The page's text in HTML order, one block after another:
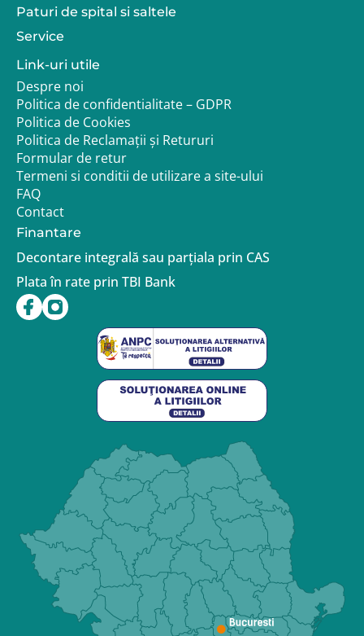
Paturi de spital si saltele
Service
Link-uri utile
Despre noi
Politica de confidentialitate – GDPR
Politica de Cookies
Politica de Reclamații și Retururi
Formular de retur
Termeni si conditii de utilizare a site-ului
FAQ
Contact
Finantare
Decontare integrală sau parțiala prin CAS
Plata în rate prin TBI Bank